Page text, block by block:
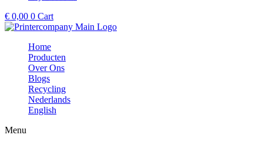
€ 0,00 0 Cart
Home
Producten
Over Ons
Blogs
Recycling
Nederlands
English
Menu